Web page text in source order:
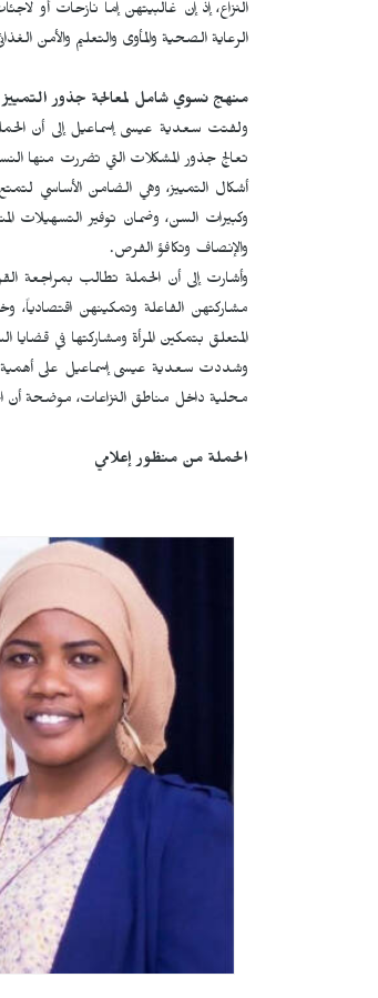
النزاع، إذ إن غالبيتهن إما نازحات أو
الرعاية الصحية والمأوى والتعليم والأمن
منهج نسوي شامل لمعالجة جذور التمييز
ولفتت سعدية عيسى إسماعيل إلى أن
تعالج جذور المشكلات التي تضررت منها
أشكال التمييز، وهي الضامن الأساسي
وكبيرات السن، وضمان توفير التسهيلات
والإنصاف وتكافؤ الفرص.
وأشارت إلى أن الحملة تطالب بمراجعة
المتعلق بتمكين المرأة ومشاركتها في قضايا
وشددت سعدية عيسى إسماعيل على أهمية
محلية داخل مناطق النزاعات، موضحة أن
الحملة من منظور إعلامي